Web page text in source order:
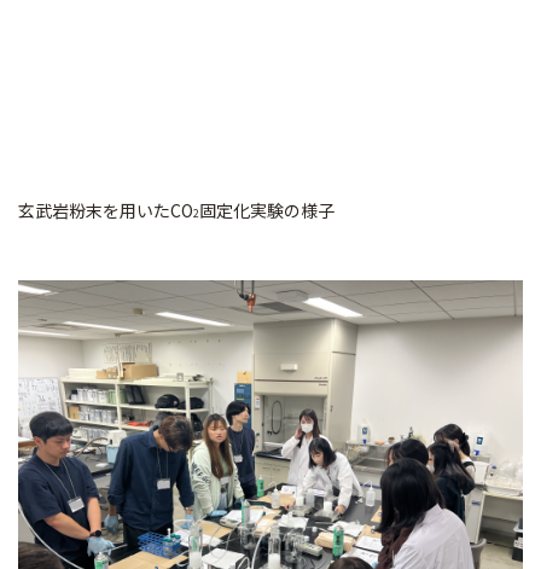
玄武岩粉末を用いたCO2固定化実験の様子